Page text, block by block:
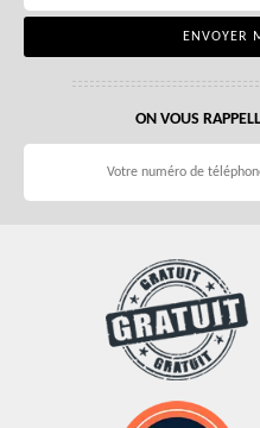
ON VOUS